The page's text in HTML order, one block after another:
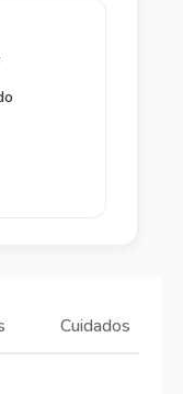
Cuidados